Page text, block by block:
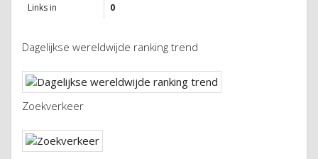
Links in 0
Dagelijkse wereldwijde ranking trend
Zoekverkeer